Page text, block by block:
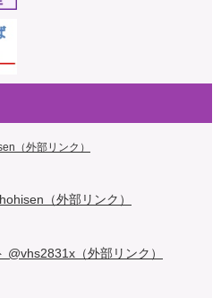
（外部リンク）
（外部リンク）
@vhs2831x（外部リンク）